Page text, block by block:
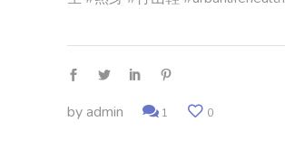
byadmin 1 0